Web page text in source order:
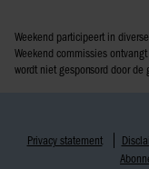
Weekend participeert in
Weekend commissies
wordt niet gesponsord door de
Privacy statement